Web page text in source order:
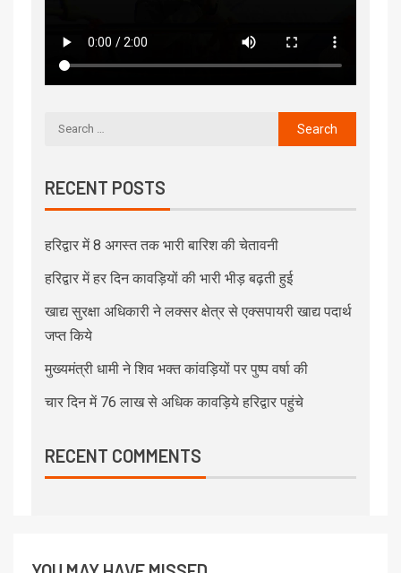
RECENT POSTS
हरिद्वार में 8 अगस्त तक भारी बारिश की चेतावनी
हरिद्वार में हर दिन कावड़ियों की भारी भीड़ बढ़ती हुई
खाद्य सुरक्षा अधिकारी ने लक्सर क्षेत्र से एक्सपायरी खाद्य पदार्थ
जप्त किये
मुख्यमंत्री धामी ने शिव भक्त कांवड़ियों पर पुष्प वर्षा की
चार दिन में 76 लाख से अधिक कावड़िये हरिद्वार पहुंचे
RECENT COMMENTS